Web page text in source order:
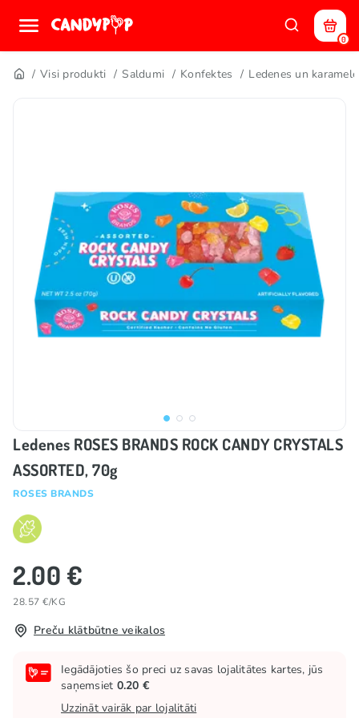
0
Visi produkti Saldumi Konfektes Ledenes un
Ledenes ROSES BRANDS ROCK CANDY CRYSTALS
ASSORTED, 70g
ROSES BRANDS
2.00 €
28.57 €/KG
Preču klātbūtne veikalos
Iegādājoties šo preci uz savas lojalitātes kartes, jūs
saņemsiet 0.20 €
Uzzināt vairāk par lojalitāti